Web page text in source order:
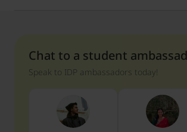
Chat to a student
Speak to IDP ambassadors today!